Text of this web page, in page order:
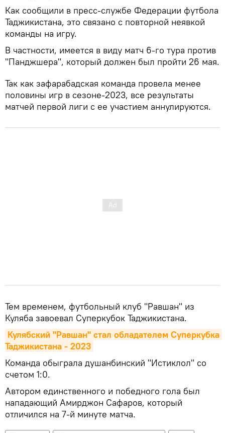
Как сообщили в пресс-службе Федерации футбола
Таджикистана, это связано с повторной неявкой
команды на игру.
В частности, имеется в виду матч 6-го тура против
"Панджшера", который должен был пройти 26 мая.
Так как зафарабадская команда провела менее
половины игр в сезоне-2023, все результаты
матчей первой лиги с ее участием аннулируются.
Тем временем, футбольный клуб "Равшан" из
Куляба завоевал Суперкубок Таджикистана.
Кулябский "Равшан" стал обладателем Суперкубка
Таджикистана - 2023
Команда обыграла душанбинский "Истиклол" со
счетом 1:0.
Автором единственного и победного гола был
нападающий Амирджон Сафаров, который
отличился на 7-й минуте матча.